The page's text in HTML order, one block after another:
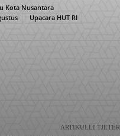
Kota Nusantara
Upacara HUT RI
ARTIKULLI TJETËR